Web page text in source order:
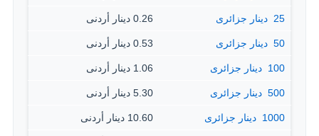
25 ‏ دينار جزائرى 0.26 دينار أردنى
50 ‏ دينار جزائرى 0.53 دينار أردنى
100 ‏ دينار جزائرى 1.06 دينار أردنى
500 ‏ دينار جزائرى 5.30 دينار أردنى
1000 ‏ دينار جزائرى 10.60 دينار أردنى